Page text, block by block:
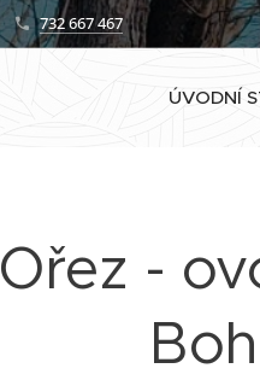
732 667 467
ÚVODNÍ
Ořez -